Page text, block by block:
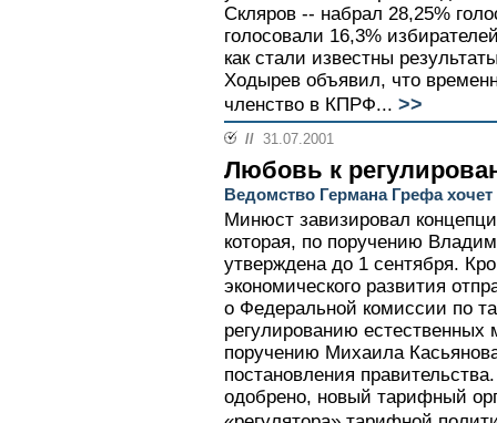
Скляров -- набрал 28,25%
голосовали 16,3%
как стали известны
Ходырев объявил, что
членство в КПРФ... >>
// 31.07.2001
Любовь к
Ведомство Германа Грефа
Минюст завизировал
которая, по поручению
утверждена до 1 сентября.
экономического развития
о Федеральной комиссии по
регулированию естественных
поручению Михаила
постановления
одобрено, новый тарифный